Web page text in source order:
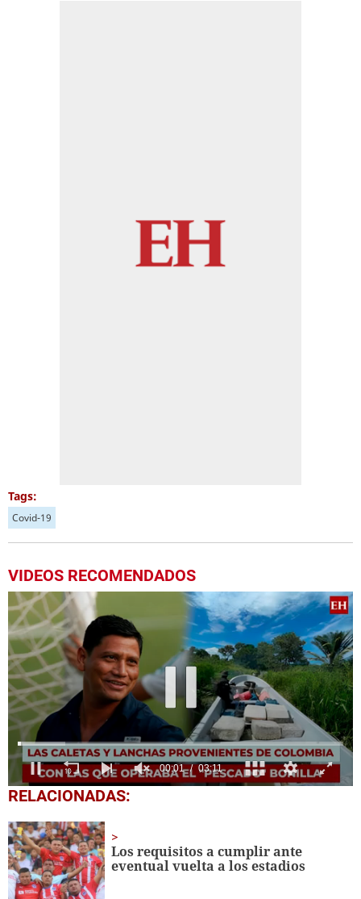
Tags:
Covid-19
VIDEOS RECOMENDADOS
0
seconds
3
minutes,
11
seconds
RELACIONADAS:
Los requisitos a cumplir ante
eventual vuelta a los estadios